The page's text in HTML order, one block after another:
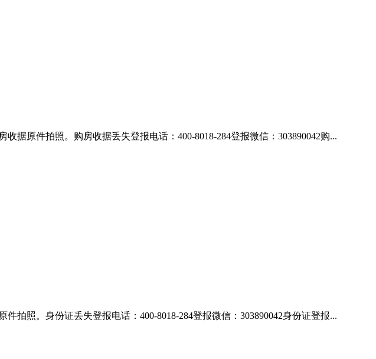
据原件拍照。购房收据丢失登报电话：400-8018-284登报微信：303890042购...
拍照。身份证丢失登报电话：400-8018-284登报微信：303890042身份证登报...